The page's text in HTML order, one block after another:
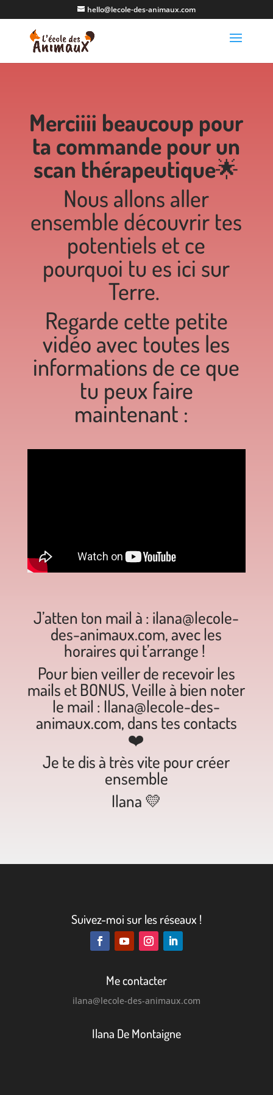
hello@lecole-des-animaux.com
Merciiii beaucoup pour
ta commande pour un
scan thérapeutique🌟
Nous allons aller
ensemble découvrir tes
potentiels et ce
pourquoi tu es ici sur
Terre.
Regarde cette petite
vidéo avec toutes les
informations de ce que
tu peux faire
maintenant :
J’atten ton mail à : ilana@lecole-
des-animaux.com,avec les
horaires qui t’arrange !
Pour bien veiller de recevoir les
mails et BONUS, Veille à bien noter
le mail : Ilana@lecole-des-
animaux.com, dans tes contacts
❤️
Je te dis à très vite pour créer
ensemble
Ilana 💛
Suivez-moi sur les réseaux !
Me contacter
ilana@lecole-des-animaux.com
Ilana De Montaigne